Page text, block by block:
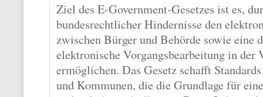
Ziel des E‐Government‐Gesetzes ist es,
bundesrechtlicher Hindernisse den
zwischen Bürger und Behörde sowie eine
elektronische Vorgangsbearbeitung in der
ermöglichen. Das Gesetz schafft
und Kommunen, die die Grundlage für